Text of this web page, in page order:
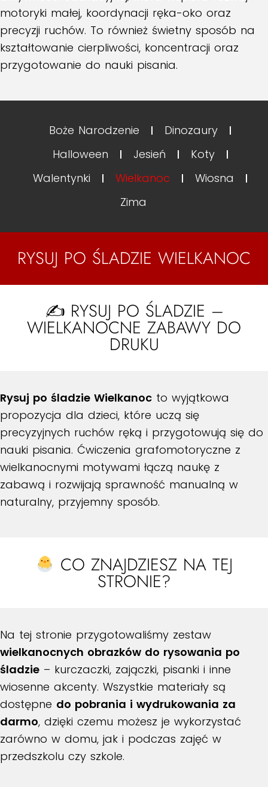
motoryki małej, koordynacji ręka-oko oraz
precyzji ruchów. To również świetny sposób na
kształtowanie cierpliwości, koncentracji oraz
przygotowanie do nauki pisania.
Boże Narodzenie
Dinozaury
Halloween
Jesień
Koty
Walentynki
Wielkanoc
Wiosna
Zima
RYSUJ PO ŚLADZIE WIELKANOC
✍️ RYSUJ PO ŚLADZIE –
WIELKANOCNE ZABAWY DO
DRUKU
Rysuj po śladzie Wielkanoc to wyjątkowa
propozycja dla dzieci, które uczą się
precyzyjnych ruchów ręką i przygotowują się do
nauki pisania. Ćwiczenia grafomotoryczne z
wielkanocnymi motywami łączą naukę z
zabawą i rozwijają sprawność manualną w
naturalny, przyjemny sposób.
CO ZNAJDZIESZ NA TEJ
STRONIE?
Na tej stronie przygotowaliśmy zestaw
wielkanocnych obrazków do rysowania po
śladzie – kurczaczki, zajączki, pisanki i inne
wiosenne akcenty. Wszystkie materiały są
dostępne do pobrania i wydrukowania za
darmo, dzięki czemu możesz je wykorzystać
zarówno w domu, jak i podczas zajęć w
przedszkolu czy szkole.